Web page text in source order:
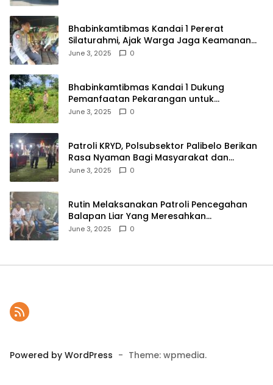
Bhabinkamtibmas Kandai 1 Pererat
Silaturahmi, Ajak Warga Jaga Keamanan
Lingkungan
June 3, 2025 0
Bhabinkamtibmas Kandai 1 Dukung
Pemanfaatan Pekarangan untuk
Ketahanan Pangan Menuju Indonesia Emas
June 3, 2025 0
Patroli KRYD, Polsubsektor Palibelo Berikan
Rasa Nyaman Bagi Masyarakat dan
Antisipasi Aksi Menjurus Premanisme
June 3, 2025 0
Rutin Melaksanakan Patroli Pencegahan
Balapan Liar Yang Meresahkan
Masyarakat, Polsek Soromandi
June 3, 2025 0
Powered by WordPress - Theme: wpmedia.